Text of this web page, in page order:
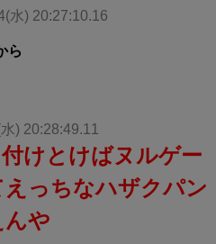
水) 20:27:10.16
ら
) 20:28:49.11
けとけばヌルゲー
っちなハザクパン
や